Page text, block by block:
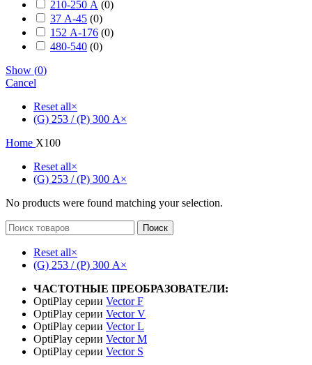
210-250 А (0)
37 А-45 (0)
152 А-176 (0)
480-540 (0)
Show (0)
Cancel
Reset all×
(G) 253 / (P) 300 А×
Home X100
Reset all×
(G) 253 / (P) 300 А×
No products were found matching your selection.
Поиск
Reset all×
(G) 253 / (P) 300 А×
ЧАСТОТНЫЕ ПРЕОБРАЗОВАТЕЛИ:
OptiPlay серии Vector F
OptiPlay серии Vector V
OptiPlay серии Vector L
OptiPlay серии Vector M
OptiPlay серии Vector S